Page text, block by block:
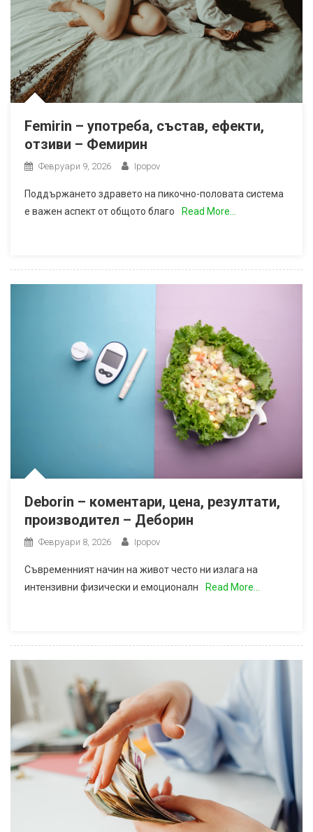
Femirin – употреба, състав, ефекти,
отзиви – Фемирин
Февруари 9, 2026 Ipopov
Поддържането здравето на пикочно-половата система
е важен аспект от общото благо
Read More…
Deborin – коментари, цена, резултати,
производител – Деборин
Февруари 8, 2026 Ipopov
Съвременният начин на живот често ни излага на
интензивни физически и емоционалн
Read More…